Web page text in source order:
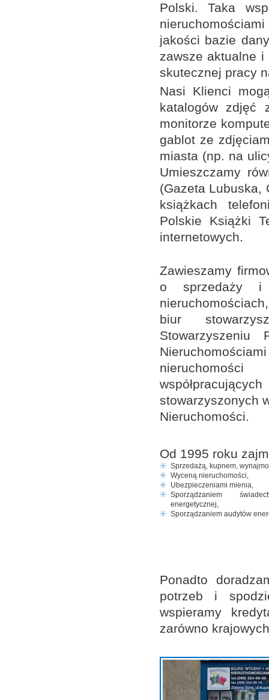
Polski. Taka
jakości bazie
zawsze aktualne
skutecznej pracy
Nasi Klienci
katalogów zdjęć
monitorze
gablot ze
miasta (np. na
Umieszczamy
(Gazeta Lubuska,
książkach
Polskie Książki
internetowych.
Zawieszamy
o sprzedaży i
biur
Stowarzyszeniu
stowarzyszonych
Nieruchomości.
Od 1995 roku
Sprzedażą, kupnem,
Wyceną nieruchomości,
Ubezpieczeniami mienia,
Sporządzaniem
energetycznej,
Sporządzaniem audytów
Ponadto
potrzeb i
wspieramy
zarówno